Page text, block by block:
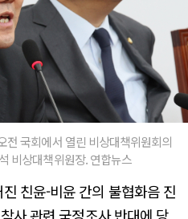
전 국회에서 열린 비상대책위원회의
비상대책위원장. 연합뉴스
친윤-비윤 간의 불협화음 진